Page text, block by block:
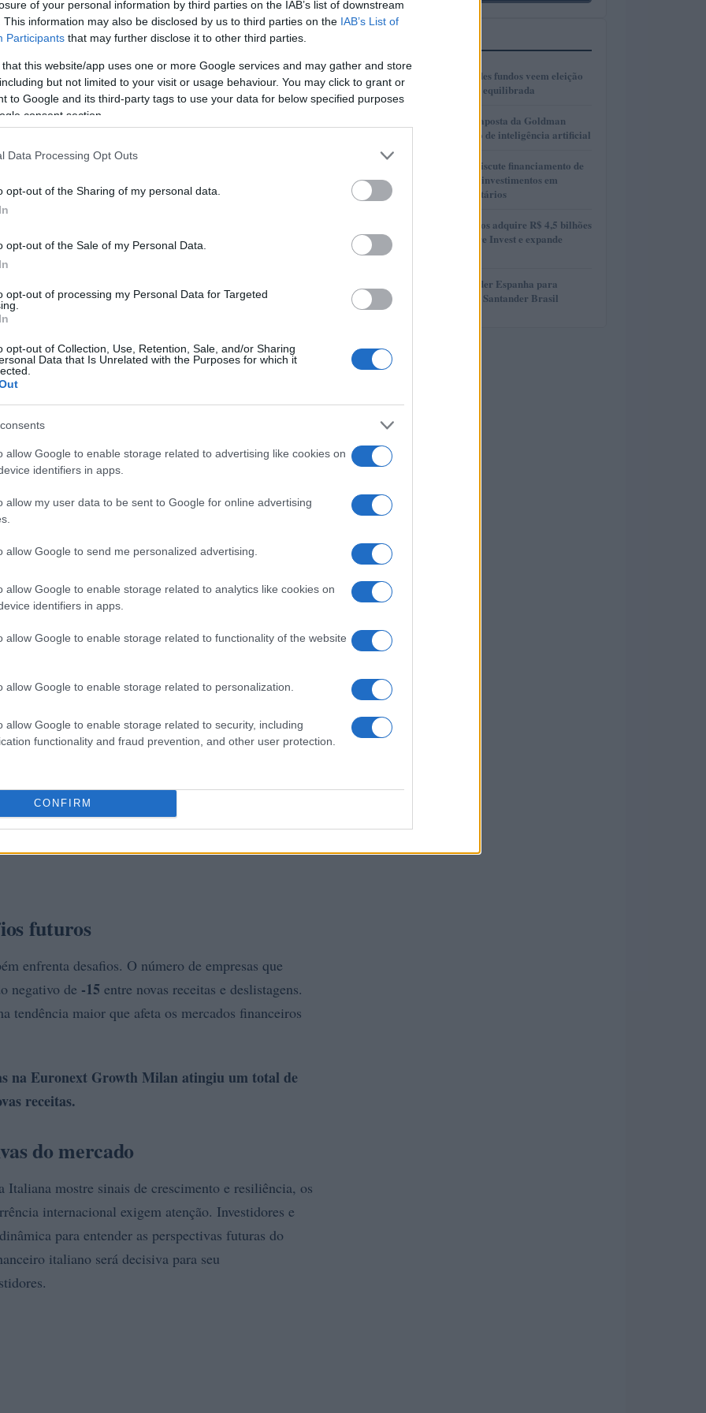
of your personal information by third parties on the IAB’s list of downstream
This information may also be disclosed by us to third parties on the IAB’s List of
Participants that may further disclose it to other third parties.
that this website/app uses one or more Google services and may gather and store
but not limited to your visit or usage behaviour. You may click to grant or
to Google and its third-party tags to use your data for below specified purposes
consent section.
Data Processing Opt Outs
opt-out of the Sharing of my personal data.
opt-out of the Sale of my Personal Data.
opt-out of processing my Personal Data for Targeted
opt-out of Collection, Use, Retention, Sale, and/or Sharing
Data that Is Unrelated with the Purposes for which it
allow Google to enable storage related to advertising like cookies on
identifiers in apps.
allow my user data to be sent to Google for online advertising
allow Google to send me personalized advertising.
allow Google to enable storage related to analytics like cookies on
identifiers in apps.
allow Google to enable storage related to functionality of the website
allow Google to enable storage related to personalization.
allow Google to enable storage related to security, including
functionality and fraud prevention, and other user protection.
CONFIRM
Italiana e o Produto Interno Bruto (PIB)
com37,5%%no final de 2023. Esses dados
ações com a economia real, um aspecto crucial para
O crescimento da capitalização é acompanhado
com um aumento de
futuros
enfrenta desafios. O número de empresas que
negativo de -15 entre novas receitas e deslistagens.
tendência maior que afeta os mercados financeiros
na Euronext Growth Milan atingiu um total de
receitas.
do mercado
Italiana mostre sinais de crescimento e resiliência, os
internacional exigem atenção. Investidores e
para entender as perspectivas futuras do
italiano será decisiva para seu
1
Gestores de grandes fundos veem eleição
presidencial mais equilibrada
2
AlphaAI: A nova aposta da Goldman
Sachs no mercado de inteligência artificial
3
Presidente Lula discute financiamento de
planos de saúde e investimentos em
hospitais universitários
4
MAG Investimentos adquire R$ 4,5 bilhões
em FIDCs da More Invest e expande
5
Oferta do Santander Espanha para
adquirir ações do Santander Brasil